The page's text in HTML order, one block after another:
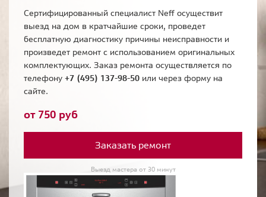
Сертифицированный специалист Neff осуществит
выезд на дом в кратчайшие сроки, проведет
бесплатную диагностику причины неисправности и
произведет ремонт с использованием оригинальных
комплектующих. Заказ ремонта осуществляется по
телефону +7 (495) 137-98-50 или через форму на
сайте.
от 750 руб
Заказать ремонт
Выезд мастера от 30 минут